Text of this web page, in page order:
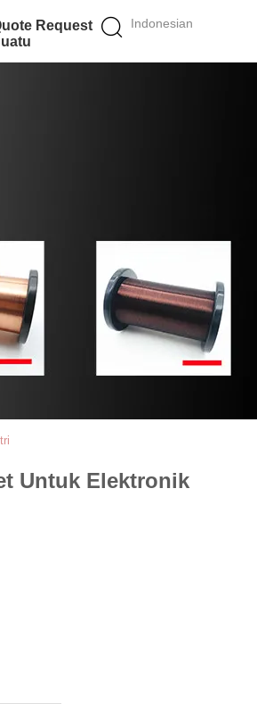
Indonesian
Request
Untuk Elektronik